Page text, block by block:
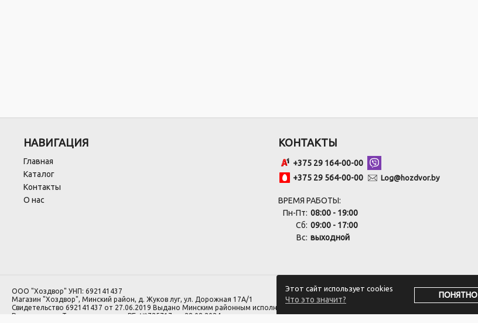
Этот сайт использует cookies
Что это значит?
ПОНЯТНО
НАВИГАЦИЯ
Главная
Каталог
Контакты
О нас
КОНТАКТЫ
+375 29 164-00-00
+375 29 564-00-00
Log@hozdvor.by
ВРЕМЯ РАБОТЫ:
Пн-Пт: 08:00 - 19:00
Сб: 09:00 - 17:00
Вс: выходной
ООО "Хоздвор" УНП: 692141437
Магазин "Хоздвор", Минский район, д. Жуков луг, ул. Дорожная 17А/1
Свидетельство 692141437 от 27.06.2019 Выдано Минским районным исполнительным комитетом.
Регистрация в Торговом реестре РБ: №725717 от 28.08.2024.